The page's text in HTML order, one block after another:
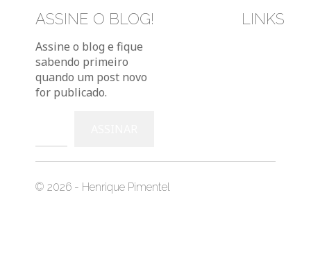
ASSINE O BLOG!
Assine o blog e fique
sabendo primeiro
quando um post novo
for publicado.
LINKS
© 2026 - Henrique Pimentel